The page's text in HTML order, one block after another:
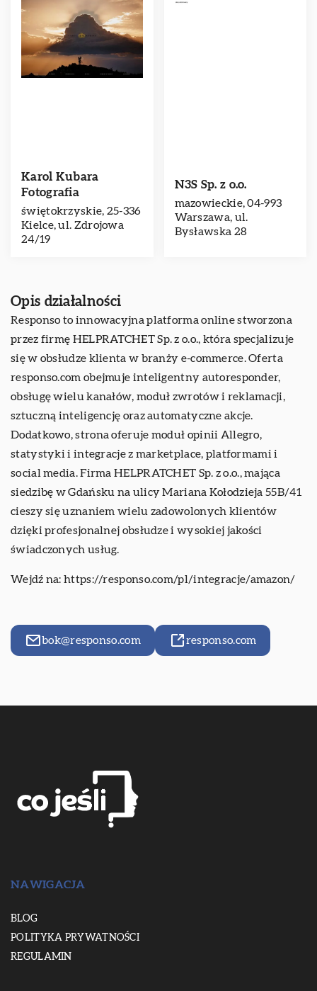
Karol Kubara
Fotografia
świętokrzyskie, 25-336
Kielce, ul. Zdrojowa
24/19
N3S Sp. z o.o.
mazowieckie, 04-993
Warszawa, ul.
Bysławska 28
Opis działalności
Responso to innowacyjna platforma online stworzona
przez firmę HELPRATCHET Sp. z o.o., która specjalizuje
się w obsłudze klienta w branży e-commerce. Oferta
responso.com obejmuje inteligentny autoresponder,
obsługę wielu kanałów, moduł zwrotów i reklamacji,
sztuczną inteligencję oraz automatyczne akcje.
Dodatkowo, strona oferuje moduł opinii Allegro,
statystyki i integracje z marketplace, platformami i
social media. Firma HELPRATCHET Sp. z o.o., mająca
siedzibę w Gdańsku na ulicy Mariana Kołodzieja 55B/41
cieszy się uznaniem wielu zadowolonych klientów
dzięki profesjonalnej obsłudze i wysokiej jakości
świadczonych usług.
Wejdź na: https://responso.com/pl/integracje/amazon/
bok@responso.com responso.com
NAWIGACJA
BLOG
POLITYKA PRYWATNOŚCI
REGULAMIN